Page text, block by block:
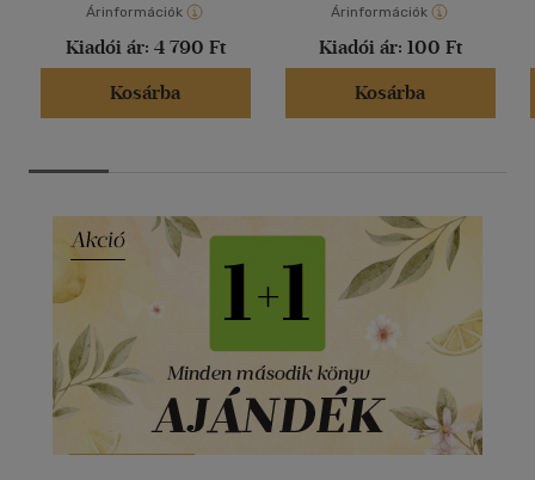
Árinformációk
Kiadói ár: 4 790 Ft
Kosárba
Árinformációk
Kiadói ár: 100 Ft
Kosárba